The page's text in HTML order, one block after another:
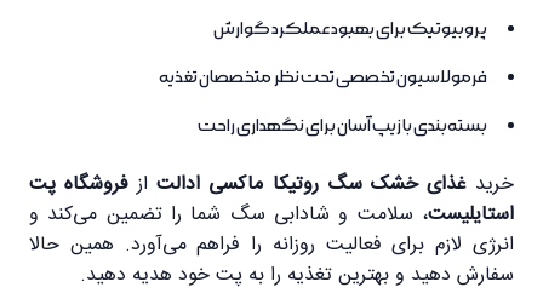
پروبیوتیک برای بهبود عملکرد گوارش
فرمولاسیون تخصصی تحت نظر متخصصان تغذیه
بسته‌بندی با زیپ آسان برای نگهداری راحت
خریدغذای خشک سگ روتیکا ماکسی ادالتاز فروشگاه پت
استایلیست، سلامت و شادابی سگ شما را تضمین می‌کند و
انرژی لازم برای فعالیت روزانه را فراهم می‌آورد. همین حالا
سفارش دهید و بهترین تغذیه را به پت خود هدیه دهید.